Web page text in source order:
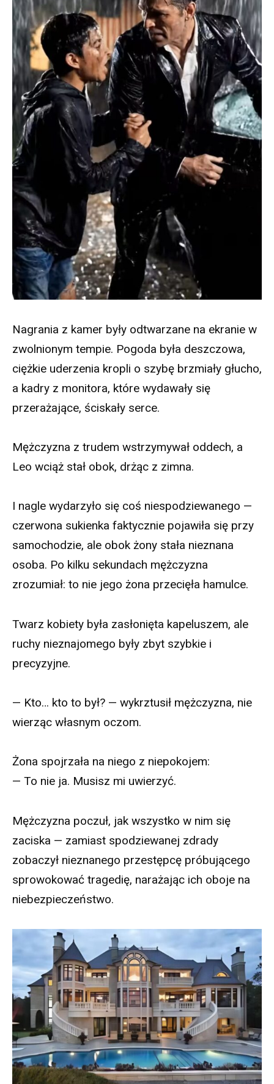
Nagrania z kamer były odtwarzane na ekranie w
zwolnionym tempie. Pogoda była deszczowa,
ciężkie uderzenia kropli o szybę brzmiały głucho,
a kadry z monitora, które wydawały się
przerażające, ściskały serce.
Mężczyzna z trudem wstrzymywał oddech, a
Leo wciąż stał obok, drżąc z zimna.
I nagle wydarzyło się coś niespodziewanego —
czerwona sukienka faktycznie pojawiła się przy
samochodzie, ale obok żony stała nieznana
osoba. Po kilku sekundach mężczyzna
zrozumiał: to nie jego żona przecięła hamulce.
Twarz kobiety była zasłonięta kapeluszem, ale
ruchy nieznajomego były zbyt szybkie i
precyzyjne.
— Kto… kto to był? — wykrztusił mężczyzna, nie
wierząc własnym oczom.
Żona spojrzała na niego z niepokojem:
— To nie ja. Musisz mi uwierzyć.
Mężczyzna poczuł, jak wszystko w nim się
zaciska — zamiast spodziewanej zdrady
zobaczył nieznanego przestępcę próbującego
sprowokować tragedię, narażając ich oboje na
niebezpieczeństwo.